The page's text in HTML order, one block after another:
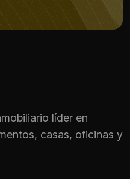
líder en
casas, oficinas y